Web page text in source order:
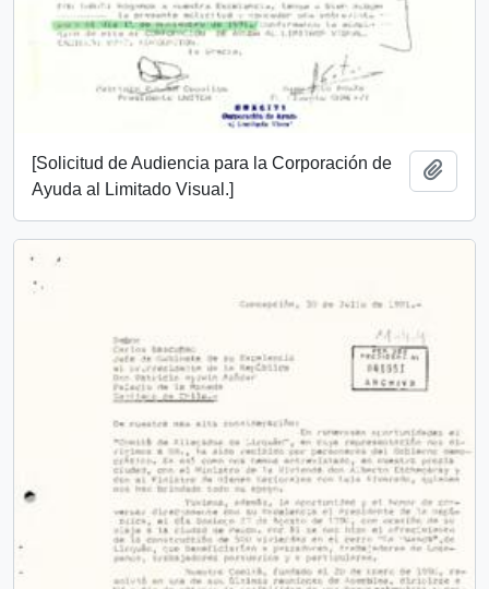
[Solicitud de Audiencia para la Corporación de
Ayuda al Limitado Visual.]